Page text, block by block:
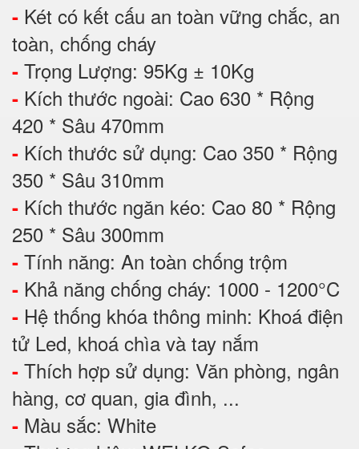
- Két có kết cấu an toàn vững chắc, an
toàn, chống cháy
- Trọng Lượng: 95Kg ± 10Kg
- Kích thước ngoài: Cao 630 * Rộng
420 * Sâu 470mm
- Kích thước sử dụng: Cao 350 * Rộng
350 * Sâu 310mm
- Kích thước ngăn kéo: Cao 80 * Rộng
250 * Sâu 300mm
- Tính năng: An toàn chống trộm
- Khả năng chống cháy: 1000 - 1200°C
- Hệ thống khóa thông minh: Khoá điện
tử Led, khoá chìa và tay nắm
- Thích hợp sử dụng: Văn phòng, ngân
hàng, cơ quan, gia đình, ...
- Màu sắc: White